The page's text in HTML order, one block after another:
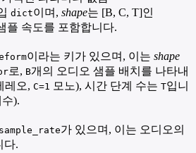
dict이며, shape는 [B, C, T]인
플 속도를 포함합니다.
이라는 키가 있으며, 이는 shape
로, B개의 오디오 샘플 배치를 나타내
레오, C=1 모노), 시간 단계 수는 T입니
).
sample_rate가 있으며, 이는 오디오의
다.